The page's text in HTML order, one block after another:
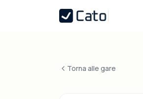
Torna alle gare